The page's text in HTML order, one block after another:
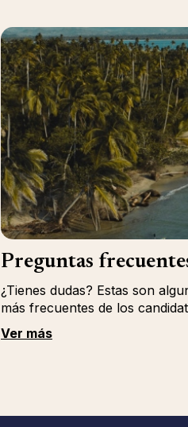
Preguntas
¿Tienes dudas? Estas son
más frecuentes de los
Ver más